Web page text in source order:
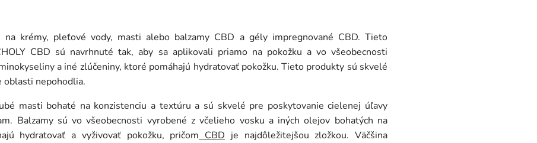
na krémy, pleťové vody, masti alebo balzamy CBD a gély impregnované CBD. Tieto
CBD sú navrhnuté tak, aby sa aplikovali priamo na pokožku a vo všeobecnosti
a iné zlúčeniny, ktoré pomáhajú hydratovať pokožku. Tieto produkty sú skvelé
oblasti nepohodlia.
masti bohaté na konzistenciu a textúru a sú skvelé pre poskytovanie cielenej úľavy
Balzamy sú vo všeobecnosti vyrobené z včelieho vosku a iných olejov bohatých na
hydratovať a vyživovať pokožku, pričomCBD je najdôležitejšou zložkou. Väčšina